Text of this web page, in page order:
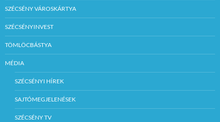
SZÉCSÉNY VÁROSKÁRTYA
SZÉCSÉNYINVEST
TÖMLÖCBÁSTYA
MÉDIA
SZÉCSÉNYI HÍREK
SAJTÓMEGJELENÉSEK
SZÉCSÉNY TV